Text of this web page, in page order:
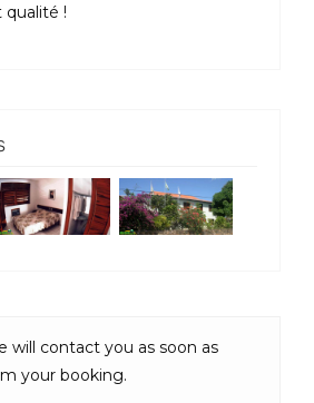
qualité !
will contact you as soon as
your booking.